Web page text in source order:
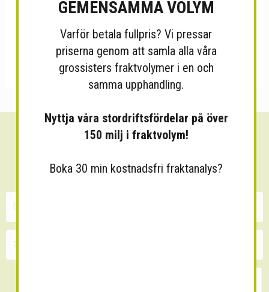
Sänk dina fraktkostnader!
30 minuters kostnadsfri konsultation
GEMENSAMMA VOLYM
Varför betala fullpris? Vi pressar
priserna genom att samla alla våra
grossisters fraktvolymer i en och
samma upphandling.
Nyttja våra stordriftsfördelar på över
150 milj i fraktvolym!
Boka 30 min kostnadsfri fraktanalys?